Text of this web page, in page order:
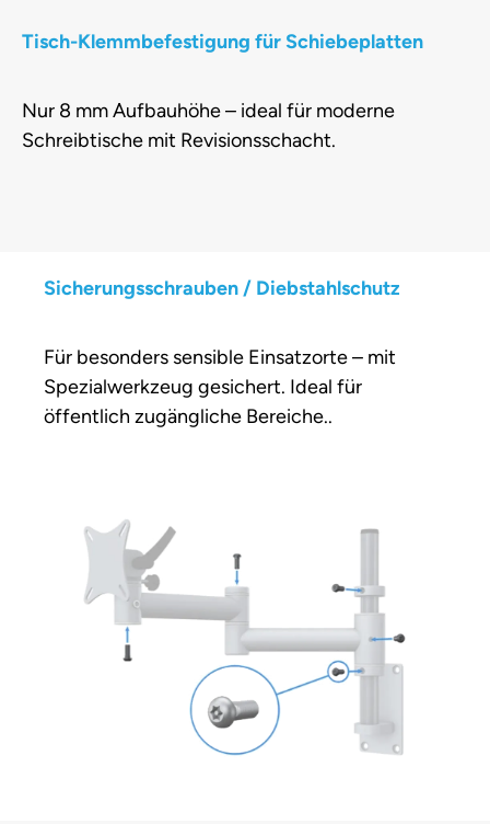
Tisch-Klemmbefestigung für Schiebeplatten
Nur 8 mm Aufbauhöhe – ideal für moderne
Schreibtische mit Revisionsschacht.
Sicherungsschrauben / Diebstahlschutz
Für besonders sensible Einsatzorte – mit
Spezialwerkzeug gesichert. Ideal für
öffentlich zugängliche Bereiche..